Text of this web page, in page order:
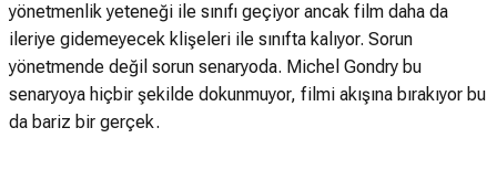
yönetmenlik yeteneği ile sınıfı geçiyor ancak film daha da
ileriye gidemeyecek klişeleri ile sınıfta kalıyor. Sorun
yönetmende değil sorun senaryoda. Michel Gondry bu
senaryoya hiçbir şekilde dokunmuyor, filmi akışına bırakıyor bu
da bariz bir gerçek.